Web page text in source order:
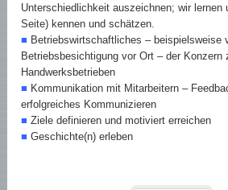
Unterschiedlichkeit auszeichnen; wir lernen
Seite) kennen und schätzen.
■ Betriebswirtschaftliches – beispielsweise
Betriebsbesichtigung vor Ort – der Konzern
Handwerksbetrieben
■ Kommunikation mit Mitarbeitern –
erfolgreiches Kommunizieren
■ Ziele definieren und motiviert erreichen
■ Geschichte(n) erleben